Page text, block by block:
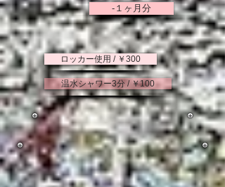
-１ヶ月分
ロッカー使用 / ￥300
温水シャワー3分 / ￥100